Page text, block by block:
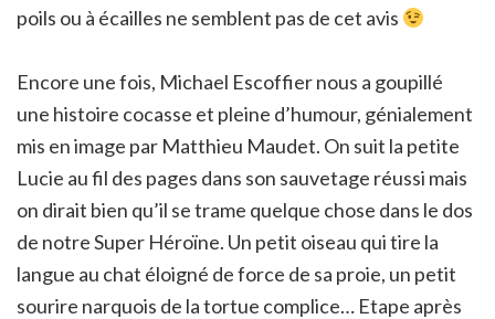
poils ou à écailles ne semblent pas de cet avis
Encore une fois, Michael Escoffier nous a goupillé
une histoire cocasse et pleine d’humour, génialement
mis en image par Matthieu Maudet. On suit la petite
Lucie au fil des pages dans son sauvetage réussi mais
on dirait bien qu’il se trame quelque chose dans le dos
de notre Super Héroïne. Un petit oiseau qui tire la
langue au chat éloigné de force de sa proie, un petit
sourire narquois de la tortue complice… Etape après